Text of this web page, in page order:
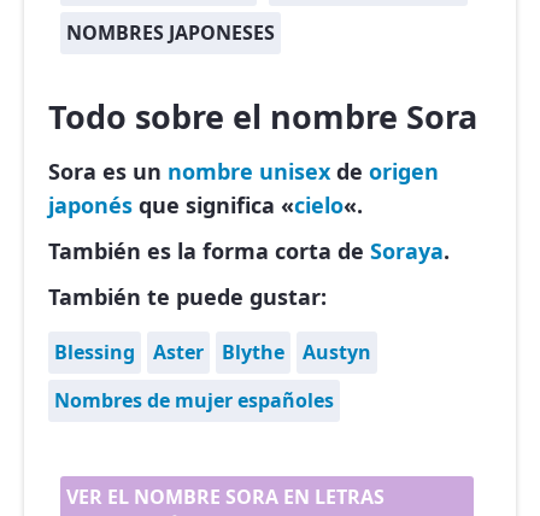
NOMBRES JAPONESES
Todo sobre el nombre Sora
Sora es un nombre unisex de origen
japonés que significa «cielo«.
También es la forma corta de Soraya.
También te puede gustar:
Blessing Aster Blythe
Austyn
Nombres de mujer españoles
VER EL NOMBRE SORA EN LETRAS